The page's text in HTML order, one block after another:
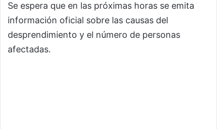
Se espera que en las próximas horas se emita
información oficial sobre las causas del
desprendimiento y el número de personas
afectadas.